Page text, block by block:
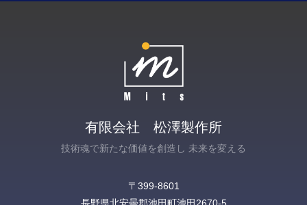
有限会社 松澤製作所
技術魂で新たな価値を創造し 未来を変える
〒399-8601